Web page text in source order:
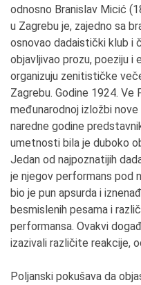
odnosno Branislav Micić
u Zagrebu je, zajedno sa
osnovao dadaistički klub i
objavljivao prozu, poeziju i
organizuju zenitističke
Zagrebu. Godine 1924.
međunarodnoj izložbi
naredne godine
umetnosti bila je duboko
Jedan od najpoznatijih
je njegov performans pod
bio je pun apsurda i
besmislenih pesama i
performansa. Ovakvi
izazivali različite reakcije,
Poljanski pokušava da